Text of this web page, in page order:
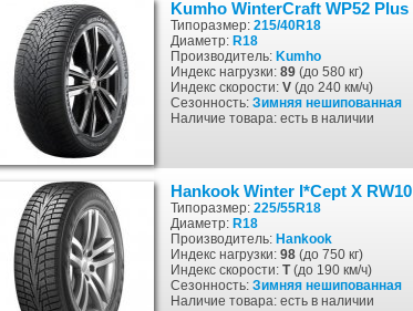
Kumho WinterCraft WP52 Plus
Типоразмер: 215/40R18
Диаметр: R18
Производитель: Kumho
Индекс нагрузки: 89 (до 580 кг)
Индекс скорости: V (до 240 км/ч)
Сезонность: Зимняя нешипованная
Наличие товара: есть в наличии
Hankook Winter I*Cept X RW10
Типоразмер: 225/55R18
Диаметр: R18
Производитель: Hankook
Индекс нагрузки: 98 (до 750 кг)
Индекс скорости: T(до 190 км/ч)
Сезонность: Зимняя нешипованная
Наличие товара: есть в наличии